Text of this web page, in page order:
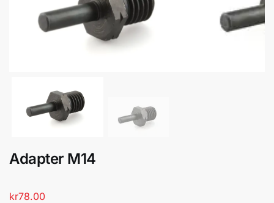
Adapter M14
kr78.00